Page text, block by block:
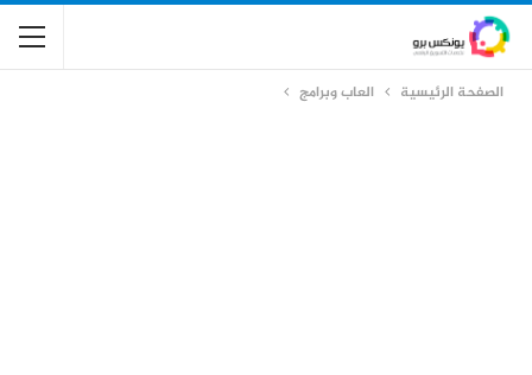
الصفحة الرئيسية العاب وبرامج